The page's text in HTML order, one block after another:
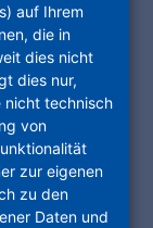
und
auf Ihrem
die in
dies nicht
dies nur,
nicht technisch
von
zur eigenen
zu den
Daten und